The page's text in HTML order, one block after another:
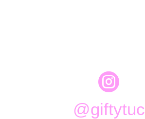

@giftytuc